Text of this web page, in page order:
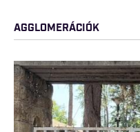
AGGLOMERÁCIÓK